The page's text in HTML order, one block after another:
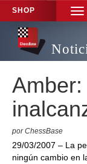
SHOP
por ChessBase
29/03/2007 – La
ningún cambio en